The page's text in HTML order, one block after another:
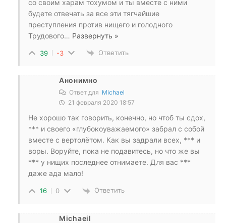
со своим харам тохумом и ты вместе с ними
будете отвечать за все эти тягчайшие
преступления против нищего и голодного
Трудового… Развернуть »
39 -3 Ответить
Анонимно
Ответ для Michael
21 февраля 2020 18:57
Не хорошо так говорить, конечно, но чтоб ты сдох,
*** и своего «глубокоуважаемого» забрал с собой
вместе с вертолётом. Как вы задрали всех, *** и
воры. Воруйте, пока не подавитесь, но что же вы
*** у нищих последнее отнимаете. Для вас ***
даже ада мало!
16 0 Ответить
Michaeil